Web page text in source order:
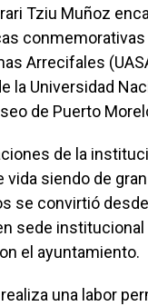
Tziu Muñoz
conmemorativas
Arrecifales
la Universidad
de Puerto
de la
siendo de gran
se convirtió
sede institucional
el ayuntamiento.
una labor